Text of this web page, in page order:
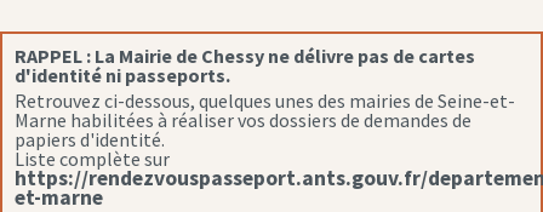
RAPPEL : La Mairie de Chessy ne délivre pas de cartes
d'identité ni passeports.
Retrouvez ci-dessous, quelques unes des mairies de Seine-et-
Marne habilitées à réaliser vos dossiers de demandes de
papiers d'identité.
Liste complète sur
https://rendezvouspasseport.ants.gouv.fr/
et-marne